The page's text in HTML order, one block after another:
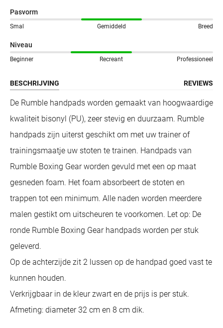
Pasvorm
Smal Gemiddeld Breed
Niveau
Beginner Recreant Professioneel
BESCHRIJVING REVIEWS
De Rumble handpads worden gemaakt van hoogwaardige
kwaliteit bisonyl (PU), zeer stevig en duurzaam. Rumble
handpads zijn uiterst geschikt om met uw trainer of
trainingsmaatje uw stoten te trainen. Handpads van
Rumble Boxing Gear worden gevuld met een op maat
gesneden foam. Het foam absorbeert de stoten en
trappen tot een minimum. Alle naden worden meerdere
malen gestikt om uitscheuren te voorkomen. Let op: De
ronde Rumble Boxing Gear handpads worden per stuk
geleverd.
Op de achterzijde zit 2 lussen op de handpad goed vast te
kunnen houden.
Verkrijgbaar in de kleur zwart en de prijs is per stuk.
Afmeting: diameter 32 cm en 8 cm dik.